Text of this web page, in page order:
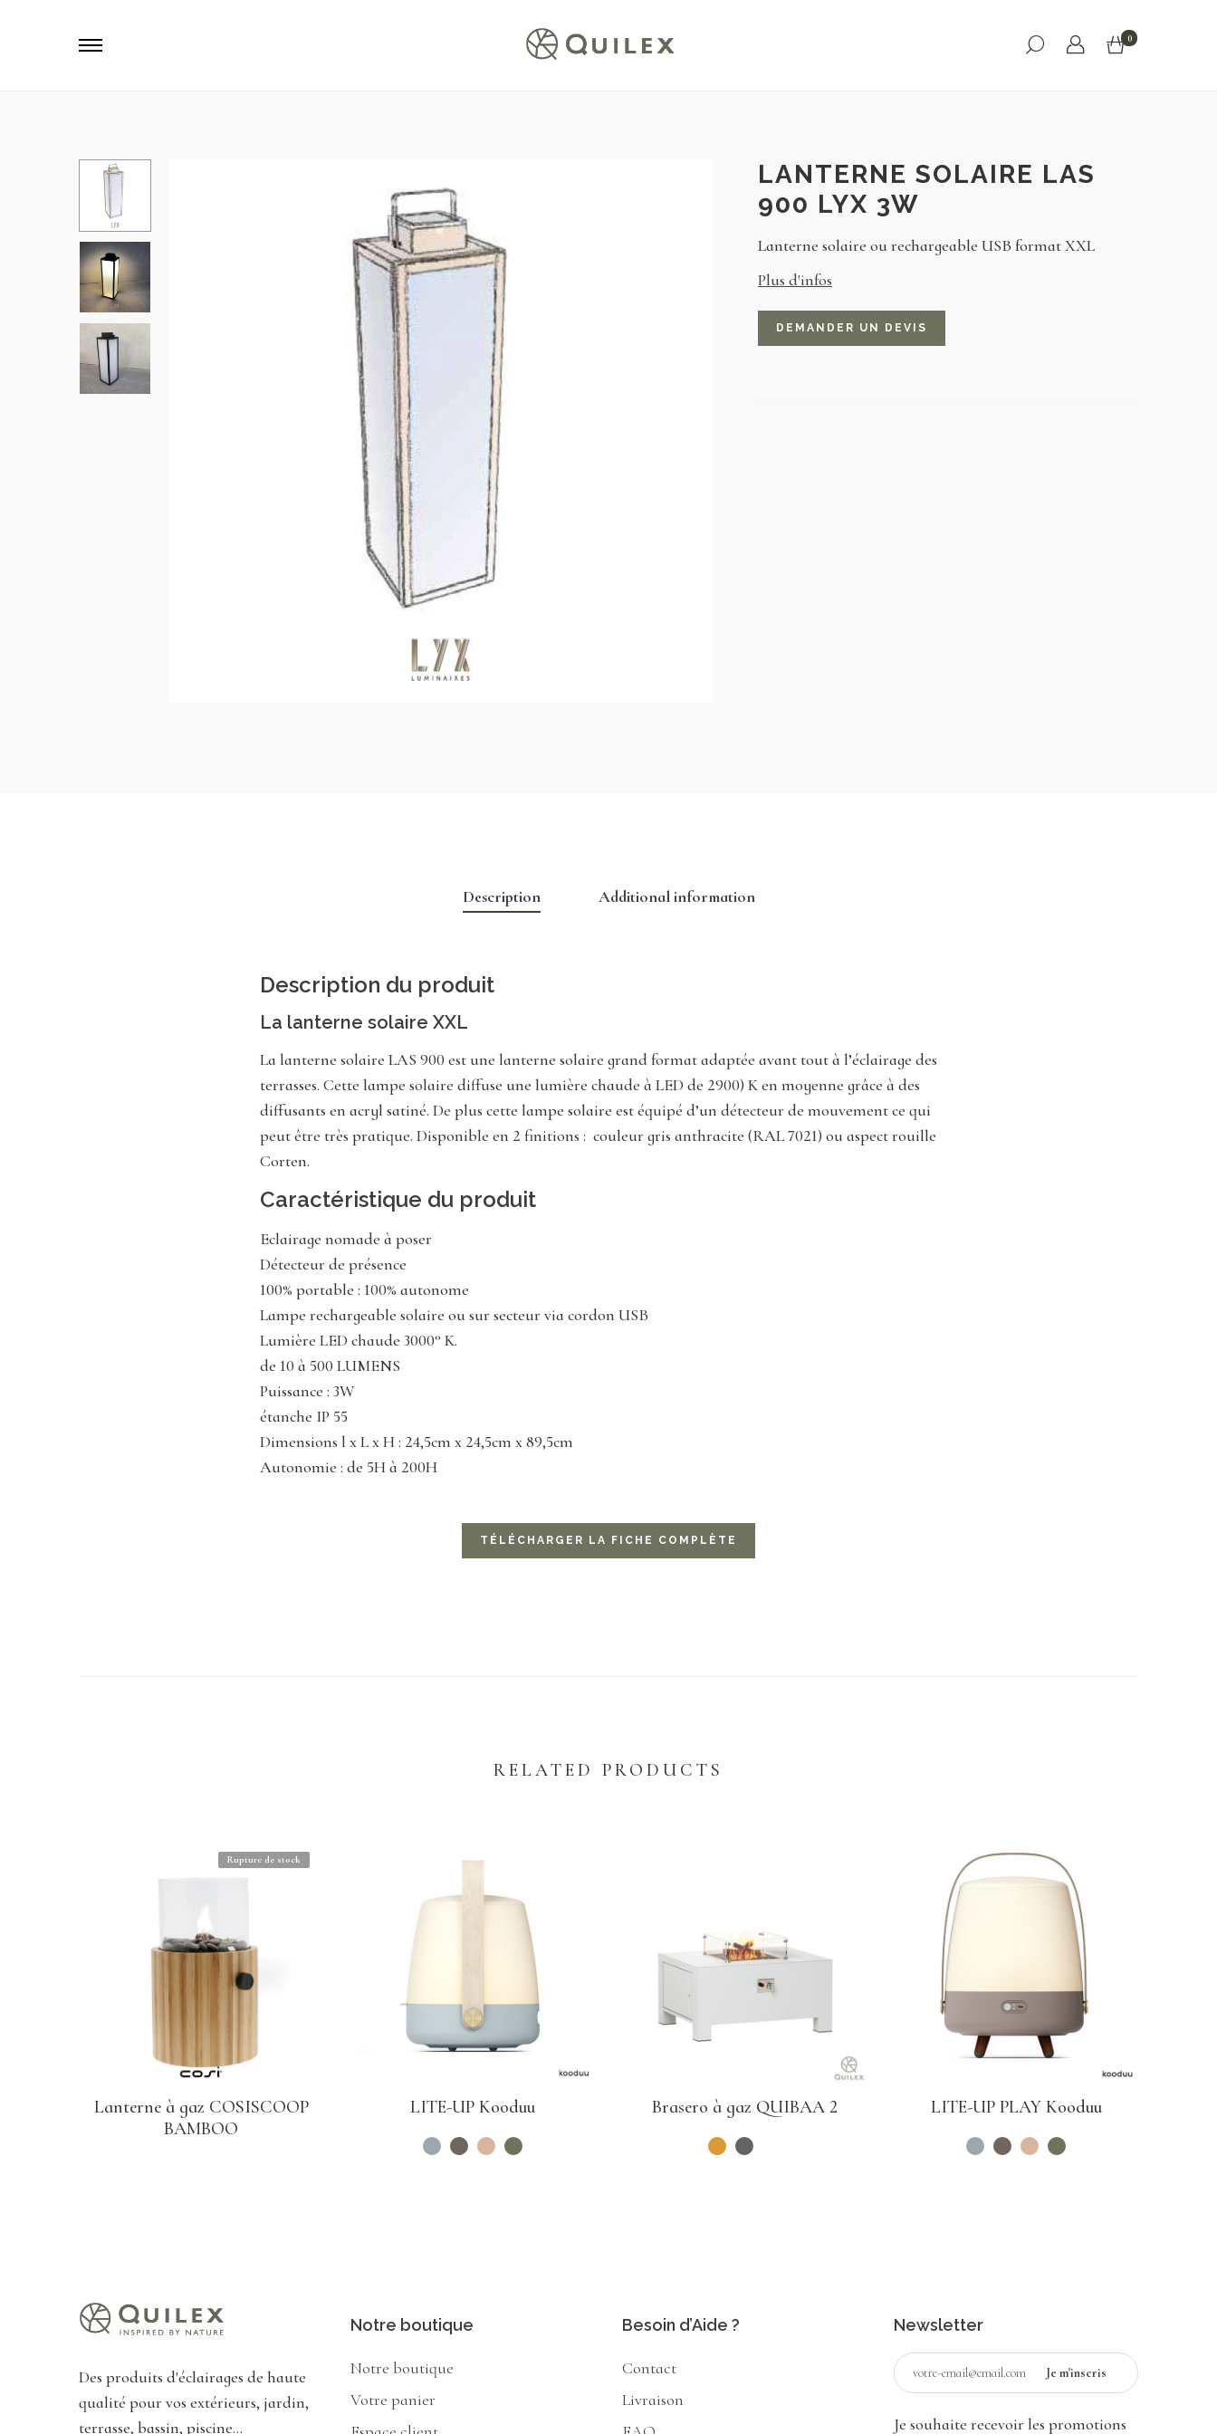
Menu
0
LANTERNE SOLAIRE LAS
900 LYX 3W
Lanterne solaire ou rechargeable USB format XXL
Plus d'infos
DEMANDER UN DEVIS
Description Additional information
Description du produit
La lanterne solaire XXL
La lanterne solaire LAS 900 est une lanterne solaire grand format adaptée avant tout à l’éclairage des
terrasses. Cette lampe solaire diffuse une lumière chaude à LED de 2900) K en moyenne grâce à des
diffusants en acryl satiné. De plus cette lampe solaire est équipé d’un détecteur de mouvement ce qui
peut être très pratique. Disponible en 2 finitions : couleur gris anthracite (RAL 7021) ou aspect rouille
Corten.
Caractéristique du produit
Eclairage nomade à poser
Détecteur de présence
100% portable : 100% autonome
Lampe rechargeable solaire ou sur secteur via cordon USB
Lumière LED chaude 3000° K.
de 10 à 500 LUMENS
Puissance : 3W
étanche IP 55
Dimensions l x L x H : 24,5cm x 24,5cm x 89,5cm
Autonomie : de 5H à 200H
TÉLÉCHARGER LA FICHE COMPLÈTE
RELATED PRODUCTS
Rupture de stock
Lanterne à gaz COSISCOOP
BAMBOO
LITE-UP Kooduu Brasero à gaz QUIBAA 2 LITE-UP PLAY Kooduu
Des produits d'éclairages de haute
qualité pour vos extérieurs, jardin,
terrasse, bassin, piscine...
Notre boutique
Notre boutique
Votre panier
Besoin d’Aide ?
Contact
Livraison
Newsletter
Je souhaite recevoir les promotions